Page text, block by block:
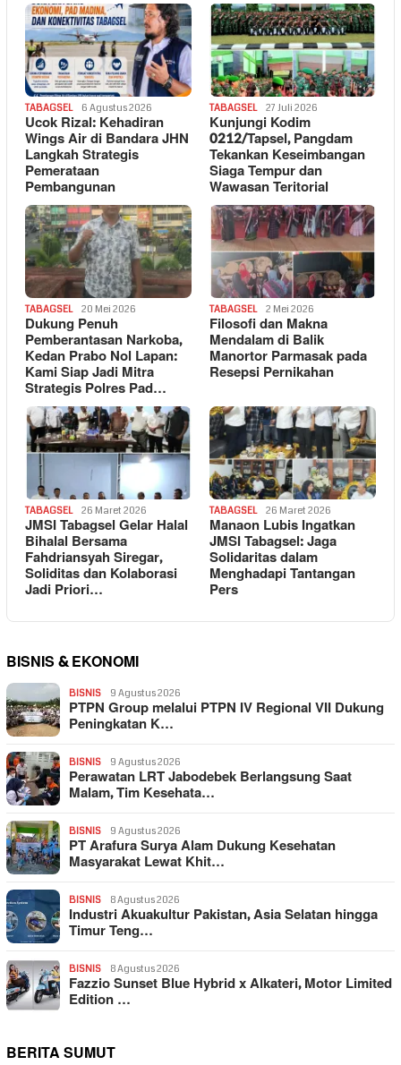
TABAGSEL 6 Agustus 2026
Ucok Rizal: Kehadiran
Wings Air di Bandara JHN
Langkah Strategis
Pemerataan
Pembangunan
TABAGSEL 27 Juli 2026
Kunjungi Kodim
0212/Tapsel, Pangdam
Tekankan Keseimbangan
Siaga Tempur dan
Wawasan Teritorial
TABAGSEL 20 Mei 2026
Dukung Penuh
Pemberantasan Narkoba,
Kedan Prabo Nol Lapan:
Kami Siap Jadi Mitra
Strategis Polres Pad…
TABAGSEL 2 Mei 2026
Filosofi dan Makna
Mendalam di Balik
Manortor Parmasak pada
Resepsi Pernikahan
TABAGSEL 26 Maret 2026
JMSI Tabagsel Gelar Halal
Bihalal Bersama
Fahdriansyah Siregar,
Soliditas dan Kolaborasi
Jadi Priori…
TABAGSEL 26 Maret 2026
Manaon Lubis Ingatkan
JMSI Tabagsel: Jaga
Solidaritas dalam
Menghadapi Tantangan
Pers
BISNIS & EKONOMI
BISNIS 9 Agustus 2026
PTPN Group melalui PTPN IV Regional VII Dukung
Peningkatan K…
BISNIS 9 Agustus 2026
Perawatan LRT Jabodebek Berlangsung Saat
Malam, Tim Kesehata…
BISNIS 9 Agustus 2026
PT Arafura Surya Alam Dukung Kesehatan
Masyarakat Lewat Khit…
BISNIS 8 Agustus 2026
Industri Akuakultur Pakistan, Asia Selatan hingga
Timur Teng…
BISNIS 8 Agustus 2026
Fazzio Sunset Blue Hybrid x Alkateri, Motor Limited
Edition …
BERITA SUMUT